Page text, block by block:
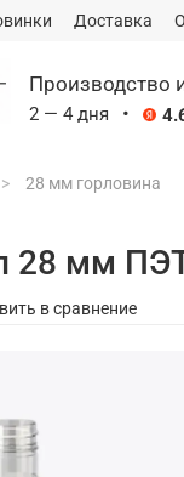
Доставка
Производство
2 — 4 дня ·
и тд).*
4 дня
МИНУТЫ
Среднее время ответа
28 мм горловина
28 мм
в сравнение